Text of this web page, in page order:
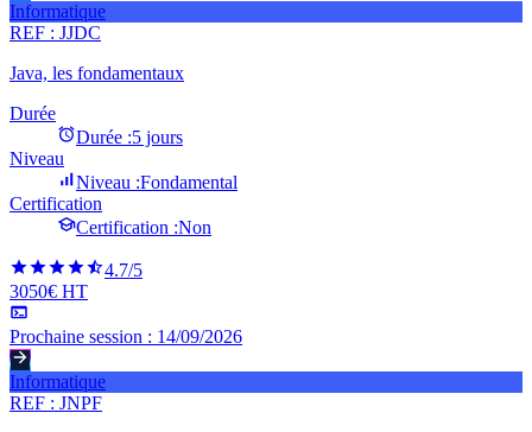
Informatique
REF : JJDC
Java, les fondamentaux
Durée
Durée :5 jours
Niveau
Niveau :Fondamental
Certification
Certification :Non
4.7/5
3050€ HT
Prochaine session : 14/09/2026
Informatique
REF : JNPF